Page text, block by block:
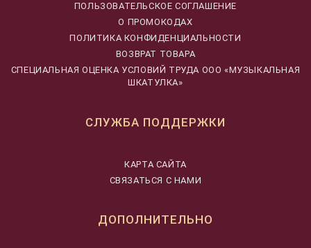
ПОЛЬЗОВАТЕЛЬСКОЕ СОГЛАШЕНИЕ
О ПРОМОКОДАХ
ПОЛИТИКА КОНФИДЕНЦИАЛЬНОСТИ
ВОЗВРАТ ТОВАРА
CПЕЦИАЛЬНАЯ ОЦЕНКА УСЛОВИЙ ТРУДА ООО «МУЗЫКАЛЬНАЯ
ШКАТУЛКА»
СЛУЖБА ПОДДЕРЖКИ
КАРТА САЙТА
СВЯЗАТЬСЯ С НАМИ
ДОПОЛНИТЕЛЬНО